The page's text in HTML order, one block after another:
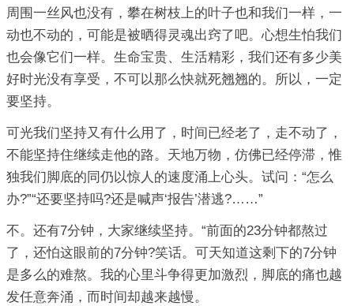
周围一丝风也没有，攀在树枝上的叶子也和我们一样，一
动也不动的，可能是被晒得灵魂出窍了吧。心想生怕我们
也会像它们一样。生命宝贵、生活精彩，我们还有多少美
好时光没有享受，不可以那么快就死翘翘的。所以，一定
要坚持。
可光我们坚持又有什么用了，时间已经老了，走不动了，
不能坚持住继续走他的路。天地万物，仿佛已经停滞，惟
独我们脚底的同仍以惊人的速度涌上心头。试问：“怎么
办?”“还要坚持吗?还是喊声‘报告’潜逃?……”
不。还有7分钟，大家继续坚持。“前面的23分钟都熬过
了，还怕这眼前的7分钟?笑话。可天知道这剩下的7分钟
是多么的难熬。我的心里斗争得更加激烈，脚底的痛也越
发任意奔涌，而时间却越来越慢。